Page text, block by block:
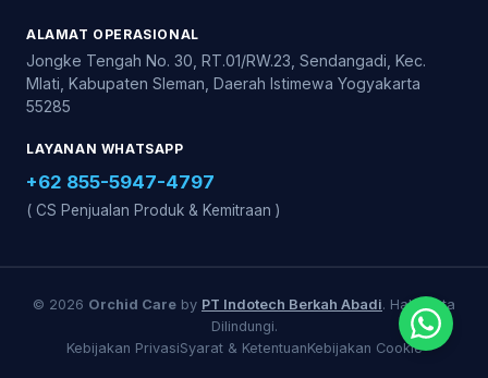
ALAMAT OPERASIONAL
Jongke Tengah No. 30, RT.01/RW.23, Sendangadi, Kec.
Mlati, Kabupaten Sleman, Daerah Istimewa Yogyakarta
55285
LAYANAN WHATSAPP
+62 855-5947-4797
( CS Penjualan Produk & Kemitraan )
© 2026 Orchid Care by PT Indotech Berkah Abadi. Hak Cipta
Dilindungi.
Kebijakan PrivasiSyarat & KetentuanKebijakan Cookie